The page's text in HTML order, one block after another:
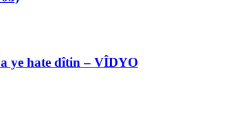
ye hate dîtin – VÎDYO